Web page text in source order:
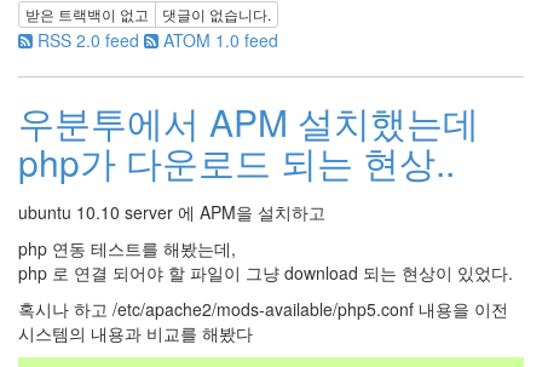
받은 트랙백이 없고 댓글이 없습니다.
RSS 2.0 feed ATOM 1.0 feed
우분투에서 APM 설치했는데
php가 다운로드 되는 현상..
ubuntu 10.10 server 에 APM을 설치하고
php 연동 테스트를 해봤는데,
php 로 연결 되어야 할 파일이 그냥 download 되는 현상이 있었다.
혹시나 하고 /etc/apache2/mods-available/php5.conf 내용을 이전
시스템의 내용과 비교를 해봤다